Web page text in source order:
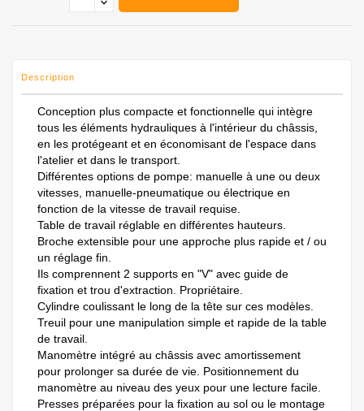
Description
Conception plus compacte et fonctionnelle qui intègre
tous les éléments hydrauliques à l'intérieur du châssis,
en les protégeant et en économisant de l'espace dans
l'atelier et dans le transport.
Différentes options de pompe: manuelle à une ou deux
vitesses, manuelle-pneumatique ou électrique en
fonction de la vitesse de travail requise.
Table de travail réglable en différentes hauteurs.
Broche extensible pour une approche plus rapide et / ou
un réglage fin.
Ils comprennent 2 supports en "V" avec guide de
fixation et trou d'extraction. Propriétaire.
Cylindre coulissant le long de la tête sur ces modèles.
Treuil pour une manipulation simple et rapide de la table
de travail.
Manomètre intégré au châssis avec amortissement
pour prolonger sa durée de vie. Positionnement du
manomètre au niveau des yeux pour une lecture facile.
Presses préparées pour la fixation au sol ou le montage